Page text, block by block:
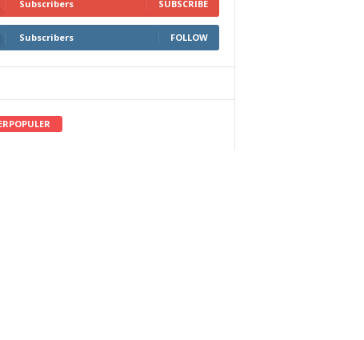
Subscribers SUBSCRIBE
Subscribers FOLLOW